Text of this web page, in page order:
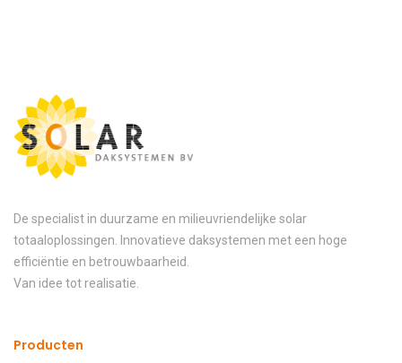
De specialist in duurzame en milieuvriendelijke solar
totaaloplossingen. Innovatieve daksystemen met een hoge
efficiëntie en betrouwbaarheid.
Van idee tot realisatie.
Producten